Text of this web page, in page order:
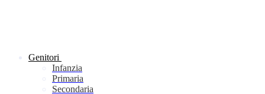
Genitori
Infanzia
Primaria
Secondaria